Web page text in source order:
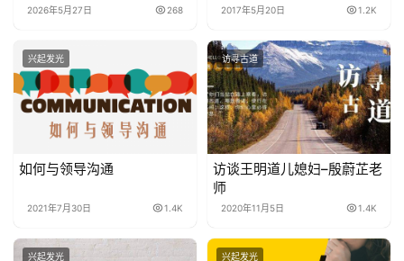
2026年5月27日 268 2017年5月20日 1.2K
兴起发光
如何与领导沟通
2021年7月30日 1.4K
访寻古道
访谈王明道儿媳妇–殷蔚芷老
师
2020年11月5日 1.4K
兴起发光 兴起发光